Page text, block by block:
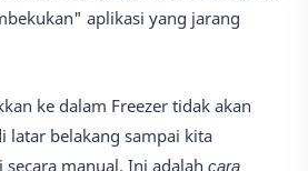
aplikasi yang jarang
ke dalam Freezer tidak akan
latar belakang sampai kita
manual. Ini adalah cara